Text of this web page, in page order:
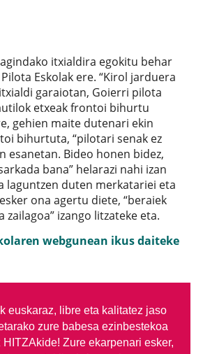
itxialdira egokitu behar
Eskolak ere. “Kirol jarduera
garaiotan, Goierri pilota
etxeak frontoi bihurtu
gehien maite dutenari ekin
bihurtuta, “pilotari senak ez
esanetan. Bideo honen bidez,
bana” helarazi nahi izan
laguntzen duten merkatariei eta
ona agertu diete, “beraiek
zailagoa” izango litzateke eta.
webgunean ikus daiteke
euskaraz, libre eta kalitatez jaso
zure babesa ezinbestekoa
HITZAkide! Zure ekarpenari esker,